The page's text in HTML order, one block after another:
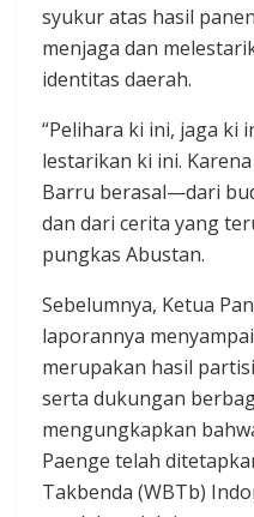
syukur atas hasil
menjaga dan
identitas daerah.
“Pelihara ki ini, jaga ki
lestarikan ki ini.
Barru berasal—dari
dan dari cerita yang
pungkas Abustan.
Sebelumnya, Ketua
laporannya
merupakan hasil
serta dukungan
mengungkapkan
Paenge telah
Takbenda (WBTb)